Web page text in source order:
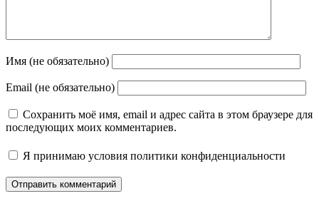
Имя (не обязательно)
Email (не обязательно)
Сохранить моё имя, email и адрес сайта в этом браузере для
последующих моих комментариев.
Я принимаю условия политики конфиденциальности